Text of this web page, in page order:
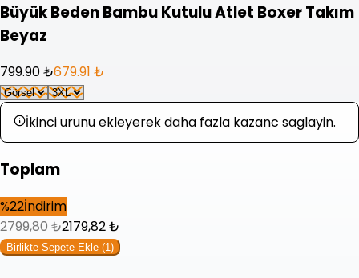
Büyük Beden Bambu Kutulu Atlet Boxer Takım
Beyaz
799.90 ₺679.91 ₺
İkinci urunu ekleyerek daha fazla kazanc saglayin.
Toplam
%22İndirim
2799,80 ₺2179,82₺
Birlikte Sepete Ekle (1 )